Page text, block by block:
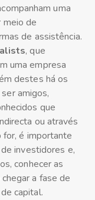
uma
meio de
de assistência.
, que
uma empresa
destes há os
amigos,
que
ou através
for, é importante
investidores e,
conhecer as
a fase de
capital.